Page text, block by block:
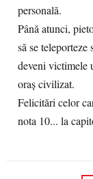
personală.
Până atunci,
să se
deveni victimele
oraș civilizat.
Felicitări celor
nota 10... la